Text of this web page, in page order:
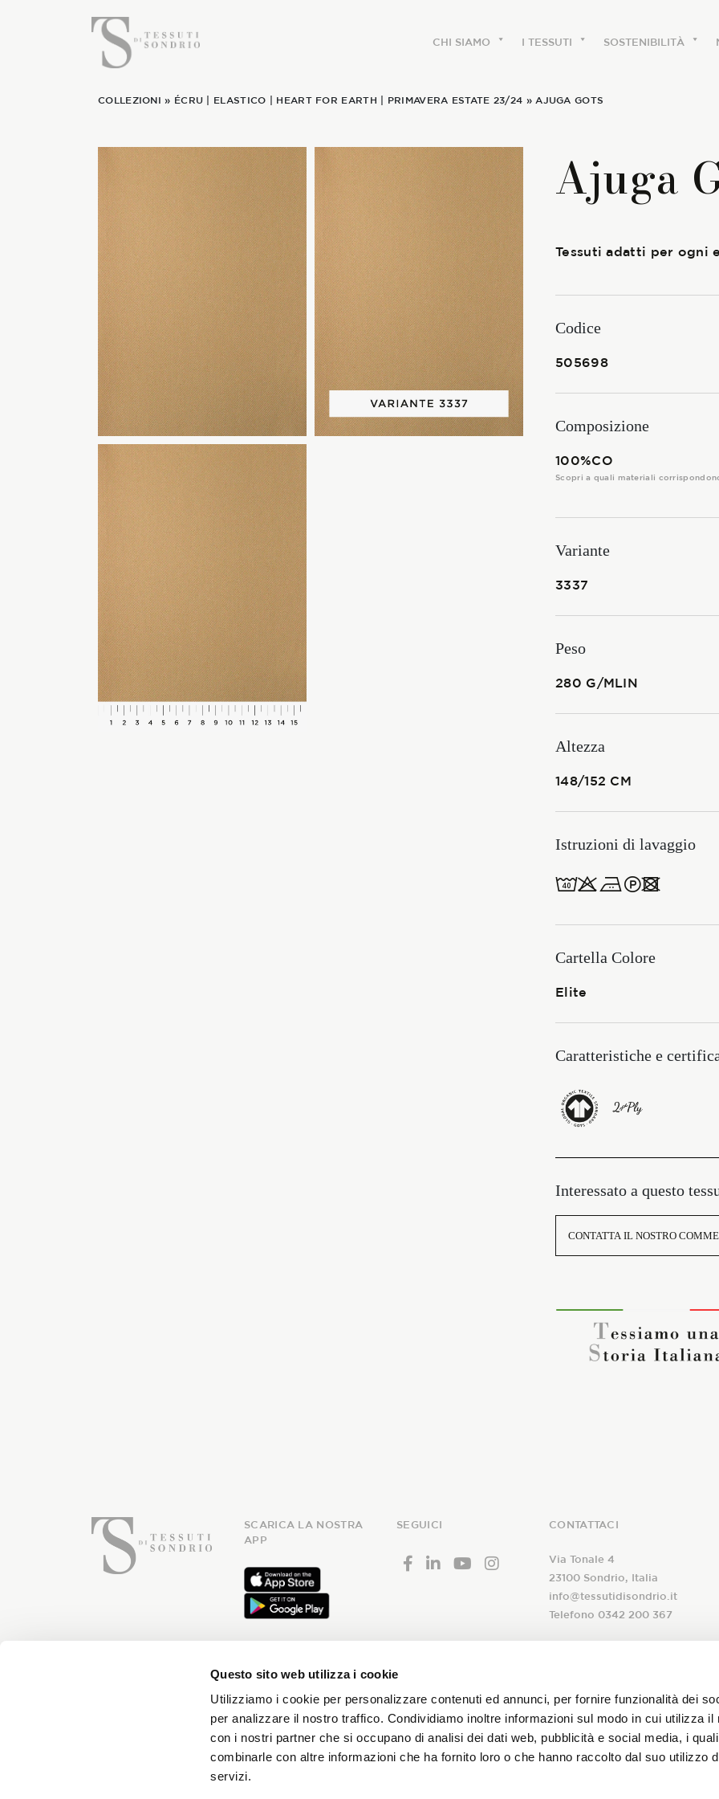
Questo sito web utilizza i cookie
Utilizziamo i cookie per personalizzare contenuti ed annunci, per fornire funzionalità dei
per analizzare il nostro traffico. Condividiamo inoltre informazioni sul modo in cui utilizza il
con i nostri partner che si occupano di analisi dei dati web, pubblicità e social media, i
combinarle con altre informazioni che ha fornito loro o che hanno raccolto dal suo utilizzo
servizi.
CHI SIAMO I TESSUTI SOSTENIBILITÀ
COLLEZIONI » ÉCRU ELASTICO HEART FOR EARTH PRIMAVERA ESTATE 23/24 » AJUGA GOTS
Ajuga
Tessuti adatti per ogni
Codice
505698
Composizione
100%CO
Scopri a quali materiali
Variante
3337
Peso
280 G/MLIN
Altezza
148/152 CM
Istruzioni di lavaggio
8obWd
Cartella Colore
Elite
Caratteristiche e
Interessato a questo
CONTATTA IL NOSTRO
SCARICA LA NOSTRA
APP
SEGUICI CONTATTACI
Via Tonale 4
23100 Sondrio, Italia
info@tessutidisondrio.it
Telefono 0342 200 367
Iscriviti alla nostra
newsletter!
Riceverai news ogni mese e promozioni sui nostri tessuti!
A seguito dell’ informativa
trattamento dei miei dati
newsletter aziendale
CHI SIAMO
Le etichette
La nostra storia
Lavora con noi
Share our fabrics
I TESSUTI
La Stagione Autunno/Inverno
Le sotto-collezioni
Le caratteristiche
Membership